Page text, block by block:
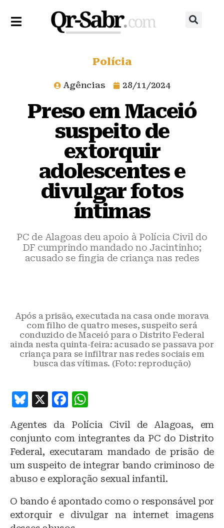
Polícia
Agências 28/11/2024
Preso em Maceió
suspeito de
extorquir
adolescentes e
divulgar fotos
íntimas
PC de Alagoas deu apoio à Polícia Civil do
DF cumprindo mandado no Jacintinho;
acusado se fingia de criança nas redes
Após a prisão, executada na casa onde morava
com filho de quatro meses, suspeito será
conduzido de Maceió para o Distrito Federal
ainda nesta quinta-feira: acusado se passava por
criança para se infiltrar nas redes sociais em
busca das vítimas. (Foto: reprodução)
B
e
s
k
y
X
F
c
e
b
o
o
k
h
at
s
A
p
p
Agentes da Polícia Civil de Alagoas, em
conjunto com integrantes da PC do Distrito
Federal, executaram mandado de prisão de
um suspeito de integrar bando criminoso de
abuso e exploração sexual infantil.
O bando é apontado como o responsável por
extorquir e divulgar na internet imagens